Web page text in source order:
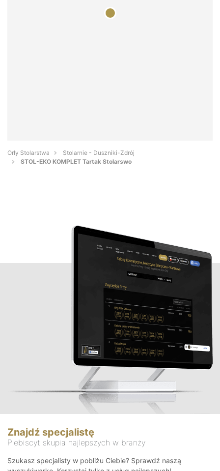
Orły Stolarstwa
Stolarnie - Duszniki-Zdrój
STOL-EKO KOMPLET Tartak Stolarswo
Znajdź specjalistę
Plebiscyt skupia najlepszych w branży
Szukasz specjalisty w pobliżu Ciebie? Sprawdź naszą